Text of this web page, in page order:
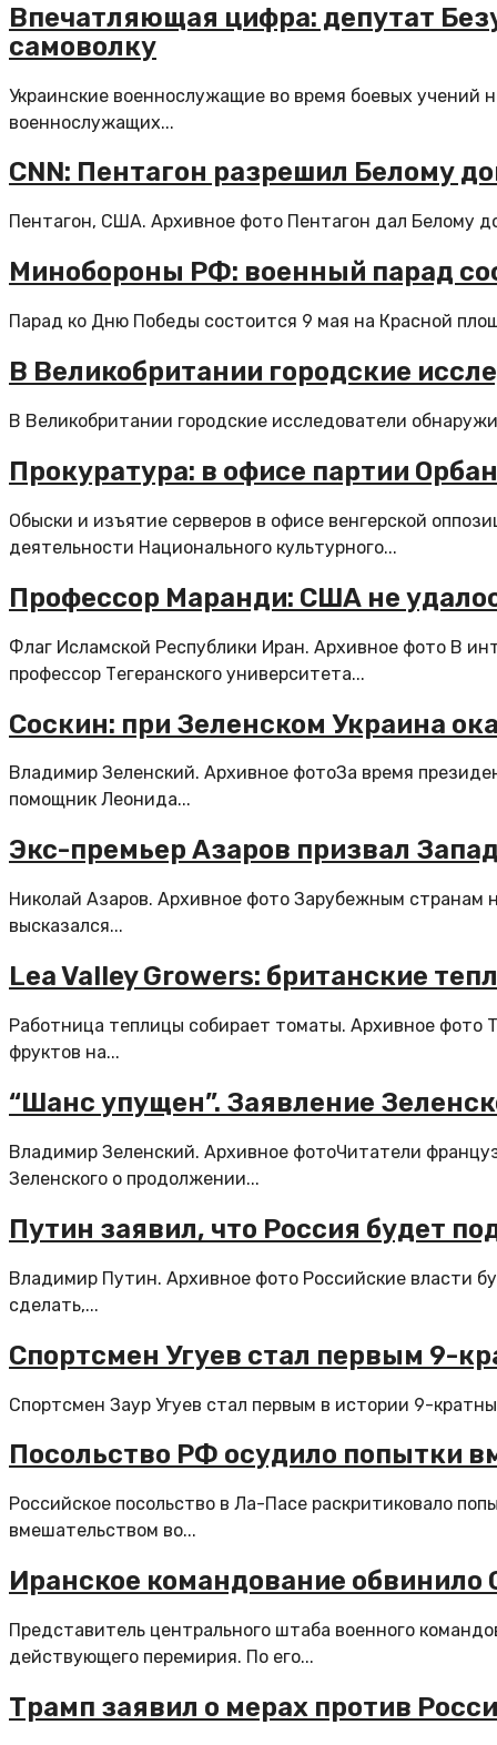
Впечатляющая цифра: депутат
самоволку
Украинские военнослужащие во время боевых учений
военнослужащих...
CNN: Пентагон разрешил Белому
Пентагон, США. Архивное фото Пентагон дал Белому
Минобороны РФ: военный парад
Парад ко Дню Победы состоится 9 мая на Красной
В Великобритании городские
В Великобритании городские исследователи
Прокуратура: в офисе партии
Обыски и изъятие серверов в офисе венгерской
деятельности Национального культурного...
Профессор Маранди: США не
Флаг Исламской Республики Иран. Архивное фото В
профессор Тегеранского университета...
Соскин: при Зеленском Украина
Владимир Зеленский. Архивное фотоЗа время
помощник Леонида...
Экс-премьер Азаров призвал
Николай Азаров. Архивное фото Зарубежным странам
высказался...
Lea Valley Growers: британские
Работница теплицы собирает томаты. Архивное фото
фруктов на...
“Шанс упущен”. Заявление
Владимир Зеленский. Архивное фотоЧитатели
Зеленского о продолжении...
Путин заявил, что Россия будет
Владимир Путин. Архивное фото Российские власти
сделать,...
Спортсмен Угуев стал первым 9-
Спортсмен Заур Угуев стал первым в истории 9-
Посольство РФ осудило попытки
Российское посольство в Ла-Пасе раскритиковало
вмешательством во...
Иранское командование
Представитель центрального штаба военного
действующего перемирия. По его...
Трамп заявил о мерах против